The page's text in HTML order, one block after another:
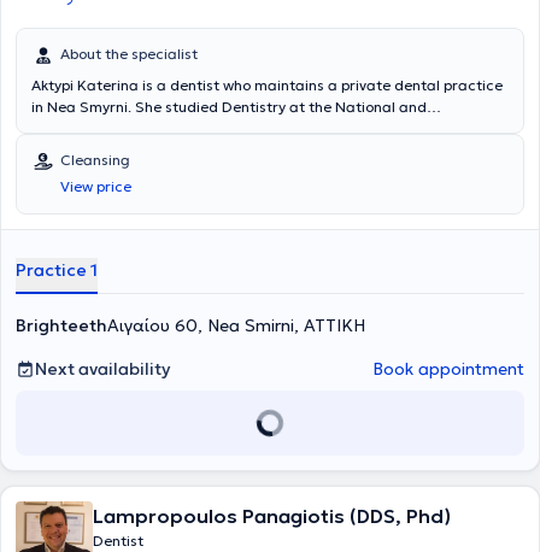
About the specialist
Aktypi Katerina is a dentist who maintains a private dental practice
in Nea Smyrni. She studied Dentistry at the National and
experience in Greece and the United Kingdom. Finally, she is
involved in the entire spectrum of dentistry, with a particular focus
on aesthetic dentistry and prosthetics.
Cleansing
View price
Practice 1
BrighteethΑιγαίου 60, Nea Smirni, ΑΤΤΙΚΗ
Next availability
Book appointment
Lampropoulos Panagiotis (DDS, Phd)
Dentist